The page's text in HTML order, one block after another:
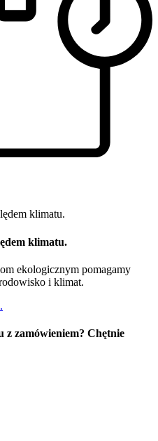
klimatu.
ekologicznym pomagamy
i klimat.
z zamówieniem? Chętnie